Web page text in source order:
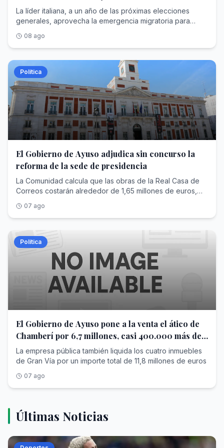
La líder italiana, a un año de las próximas elecciones
generales, aprovecha la emergencia migratoria para
08 ago
Política
El Gobierno de Ayuso adjudica sin concurso la
reforma de la sede de presidencia
La Comunidad calcula que las obras de la Real Casa de
Correos costarán alrededor de 1,65 millones de euros,
trabajos, sino el diseño del proyecto por casi 60.000
euros
07 ago
Política
El Gobierno de Ayuso pone a la venta el ático de
Chamberí por 6,7 millones, casi 400.000 más de
lo que pagó
La empresa pública también liquida los cuatro inmuebles
de Gran Vía por un importe total de 11,8 millones de euros
07 ago
Últimas Noticias